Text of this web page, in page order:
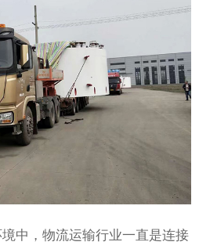
中，物流运输行业一直是连接